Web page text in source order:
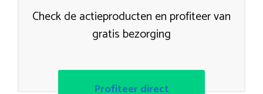
Check de actieproducten en profiteer van
gratis bezorging
Profiteer direct